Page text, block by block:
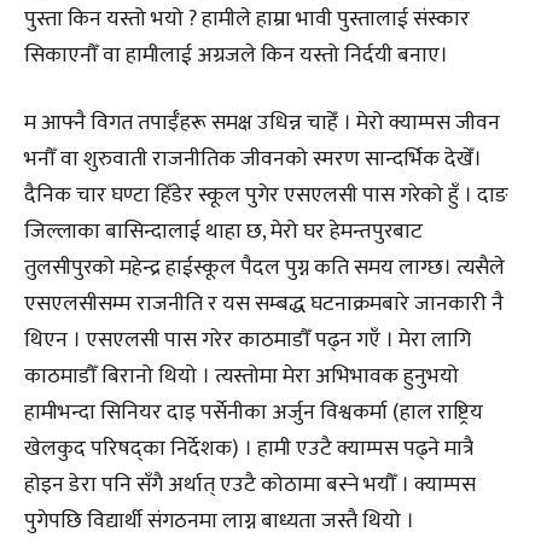
पुस्ता किन यस्तो भयो ? हामीले हाम्रा भावी पुस्तालाई संस्कार
सिकाएनौँ वा हामीलाई अग्रजले किन यस्तो निर्दयी बनाए।
म आफ्नै विगत तपाईँहरू समक्ष उधिन्न चाहेँ । मेरो क्याम्पस जीवन
भनौँ वा शुरुवाती राजनीतिक जीवनको स्मरण सान्दर्भिक देखेँ।
दैनिक चार घण्टा हिँडेर स्कूल पुगेर एसएलसी पास गरेको हुँ । दाङ
जिल्लाका बासिन्दालाई थाहा छ, मेरो घर हेमन्तपुरबाट
तुलसीपुरको महेन्द्र हाईस्कूल पैदल पुग्न कति समय लाग्छ। त्यसैले
एसएलसीसम्म राजनीति र यस सम्बद्ध घटनाक्रमबारे जानकारी नै
थिएन । एसएलसी पास गरेर काठमाडौँ पढ्न गएँ । मेरा लागि
काठमाडौँ बिरानो थियो । त्यस्तोमा मेरा अभिभावक हुनुभयो
हामीभन्दा सिनियर दाइ पर्सेनीका अर्जुन विश्वकर्मा (हाल राष्ट्रिय
खेलकुद परिषद्‌का निर्देशक) । हामी एउटै क्याम्पस पढ्ने मात्रै
होइन डेरा पनि सँगै अर्थात् एउटै कोठामा बस्ने भयौँ । क्याम्पस
पुगेपछि विद्यार्थी संगठनमा लाग्न बाध्यता जस्तै थियो ।